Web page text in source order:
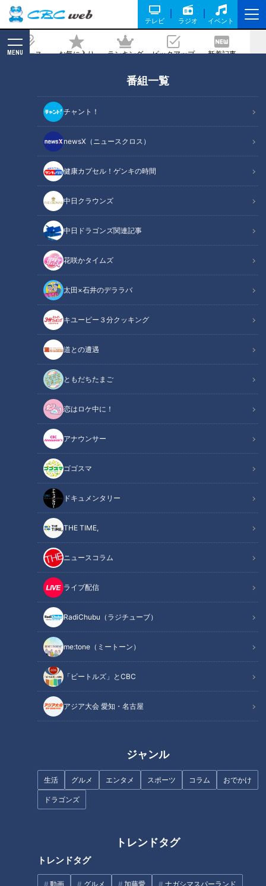
テレビ ラジオ イベント
ニュース お気に入り ランキング ピックアップ 新着記事
MENU
番組一覧
チャント！
newsX（ニュースクロス）
健康カプセル！ゲンキの時間
中日クラウンズ
中日ドラゴンズ関連記事
花咲かタイムズ
太田×石井のデララバ
キユーピー３分クッキング
道との遭遇
ともだちたまご
恋はロケ中に！
アナウンサー
ゴゴスマ
ドキュメンタリー
THE TIME,
ニュースコラム
ライブ配信
RadiChubu（ラジチューブ）
me:tone（ミートーン）
「ビートルズ」とCBC
アジア大会 愛知・名古屋
ジャンル
生活 グルメ エンタメ スポーツ コラム おでかけ
ドラゴンズ
トレンドタグ
トレンドタグ
動画 グルメ 加藤愛 ナガシマスパーランド
生150周年記念
2026/07/01 17:50
動画配信期限 2028年3月31日（金）23:59まで
チャント！
「よしお兄さんのもっと“みえ”推し！」動画
ことしは三重県が誕生して150周年。
50年前に埋設されたタイムカプセルを開けてみると・・・！
この記事の画像を見る
この記事を見たあなたへのおすすめ
病院のウラ側 人命救う薬剤師
薬剤師のお仕事場に突撃
50年前のタイムカプセルを開け
たら？！懐かしの昭和レトロ
と、絵を描いた少年が繋いだ
「ゾクゾクするけど気持ちい
生活 チャント！ 三重 小林よしひさ